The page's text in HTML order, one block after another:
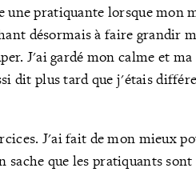
une pratiquante lorsque mon
désormais à faire grandir
J'ai gardé mon calme et ma
dit plus tard que j'étais
J'ai fait de mon mieux
sache que les pratiquants sont